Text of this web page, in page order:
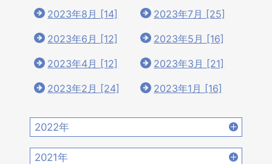
2023年8月 [14] 2023年7月 [25]
2023年6月 [12] 2023年5月 [16]
2023年4月 [12] 2023年3月 [21]
2023年2月 [24] 2023年1月 [16]
2022年
2022年12月 [15] 2022年11月 [15]
2021年